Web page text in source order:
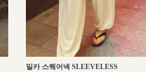
밀카 스퀘어넥 SLEEVELESS